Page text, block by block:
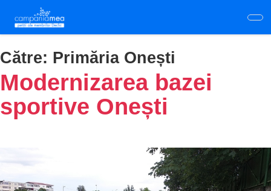
main
content
Către: Primăria Onești
Modernizarea bazei
sportive Onești